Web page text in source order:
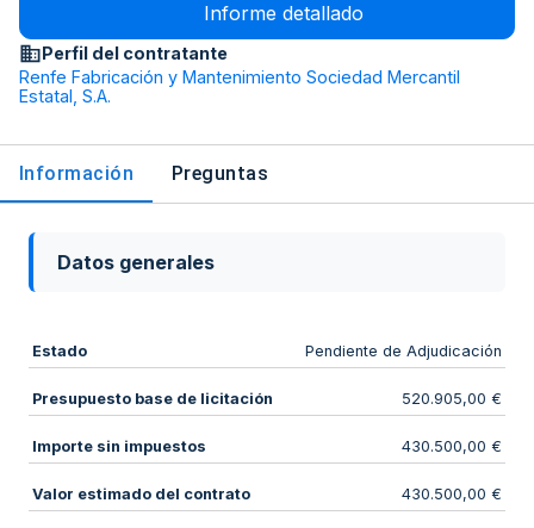
Informe detallado
Perfil del contratante
Renfe Fabricación y Mantenimiento Sociedad Mercantil
Estatal, S.A.
Información Preguntas
Datos generales
Estado Pendiente de Adjudicación
Presupuesto base de licitación 520.905,00 €
Importe sin impuestos 430.500,00 €
Valor estimado del contrato 430.500,00 €